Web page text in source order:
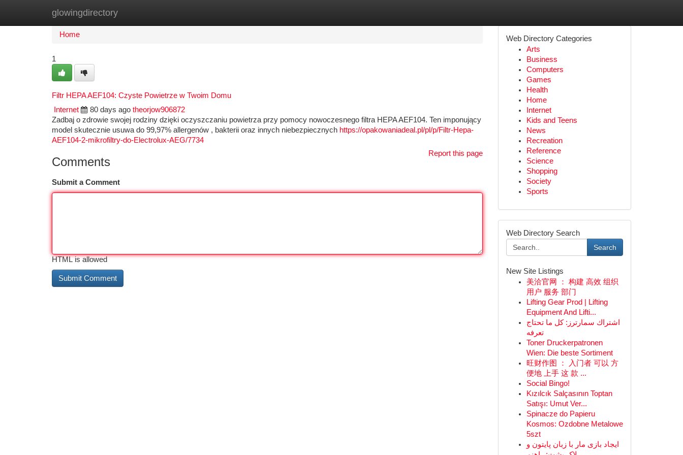
glowingdirectory
Home New Site Listings
Home
1
Filtr HEPA AEF104: Czyste Powietrze w Twoim Domu
Internet
80 days ago theorjow906872
Zadbaj o zdrowie swojej rodziny dzięki oczyszczaniu powietrza przy pomocy nowoczesnego filtra HEPA AEF104. Ten imponujący
model skutecznie usuwa do 99,97% allergenów , bakterii oraz innych niebezpiecznych https://opakowaniadeal.pl/pl/p/Filtr-Hepa-
AEF104-2-mikrofiltry-do-Electrolux-AEG/7734
Report this page
Comments
Submit a Comment
HTML is allowed
Web Directory Categories
Arts
Business
Computers
Games
Health
Home
Internet
Kids and Teens
News
Recreation
Reference
Science
Shopping
Society
Sports
Web Directory Search
Search
New Site Listings
美洽官网 ： 构建 高效 组织
用户 服务 部门
Lifting Gear Prod | Lifting
Equipment And Lifti...
اشتراك سمارترز: كل ما تحتاج
تعرفه
Toner Druckerpatronen
Wien: Die beste Sortiment
旺财作图 ： 入门者 可以 方
便地 上手 这 款 ...
Social Bingo!
Kızılcık Salçasının Toptan
Satışı: Umut Ver...
Spinacze do Papieru
Kosmos: Ozdobne Metalowe
5szt
ایجاد بازی مار با زبان پایتون و